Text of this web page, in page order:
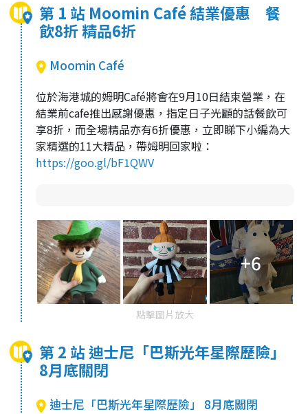
第 1 站 Moomin Café 結業優惠 餐
飲8折 精品6折
Moomin Café
位於海港城的姆明Café將會在9月10日結束營業，在
結業前cafe推出感謝優惠，指定日子光顧的話餐飲可
享8折，而全場精品亦有6折優惠，立即睇下小編為大
家精選的11大精品，帶姆明回家啦：
https://goo.gl/bF1QWV
+6
點擊圖片放大
第 2 站 迪士尼「巴斯光年星際歷險」
8月底關閉
迪士尼「巴斯光年星際歷險」 8月底關閉